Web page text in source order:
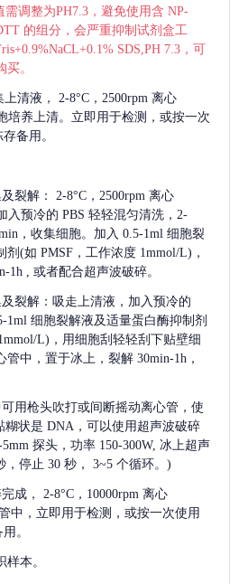
调整为PH7.3，避免使用含 NP-
的组分，会严重抑制试剂盒工
SDS,PH 7.3，可
。
清液，
2-8°C，2500rpm 离心
培养上清。立即用于检测，或按一次
备用。
裂解：
2-8°C，2500rpm 离心
入预冷的 PBS 轻轻混匀清洗，2-
，收集细胞。加入 0.5-1ml 细胞裂
(如 PMSF，工作浓度 1mmol/L)，
1h , 或者配合超声波破碎。
裂解：吸走上清液，加入预冷的
1ml 细胞裂解液及适量蛋白酶抑制剂
L)，用细胞刮轻轻刮下贴壁细
中，置于冰上，裂解 30min-1h，
用枪头吹打或间断摇动离心管，使
糊状是 DNA，可以使用超声波破碎
探头，功率 150-300W, 冰上超声
，停止 30 秒， 3~5 个循环。)
成，
2-8°C，10000rpm 离心
中，立即用于检测，或按一次使用
。
本。